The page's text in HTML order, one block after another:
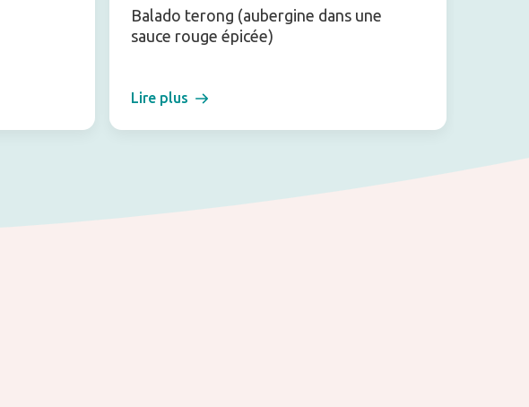
Balado terong (aubergine dans une
sauce rouge épicée)
Lire plus